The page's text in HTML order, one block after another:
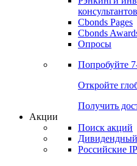
консультантов
Cbonds Pages
Cbonds
Опросы
Попробуйте
Откройте
Получить
Акции
Поиск акций
Дивидендный
Российские